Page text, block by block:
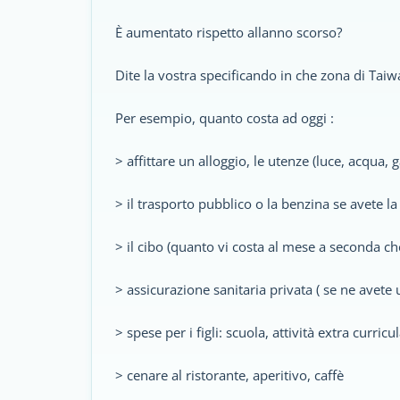
È aumentato rispetto allanno scorso?
Dite la vostra specificando in che zona di
Per esempio, quanto costa ad oggi :
> affittare un alloggio, le utenze (luce, acqua,
> il trasporto pubblico o la benzina se avete
> il cibo (quanto vi costa al mese a seconda
> assicurazione sanitaria privata ( se ne avete
> spese per i figli: scuola, attività extra
> cenare al ristorante, aperitivo, caffè